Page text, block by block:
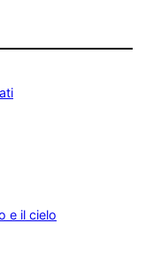
e il cielo